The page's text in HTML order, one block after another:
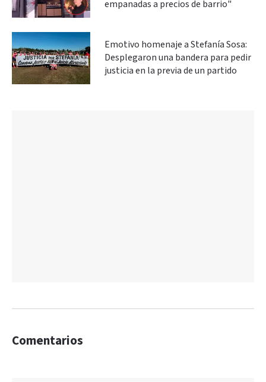
empanadas a precios de barrio"
Emotivo homenaje a Stefanía Sosa:
Desplegaron una bandera para pedir
justicia en la previa de un partido
Comentarios